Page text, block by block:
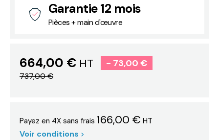
Garantie 12 mois
Pièces + main d'œuvre
664,00 €HT - 73,00 €
737,00 €
Payez en 4X sans frais 166,00 € HT
Voir conditions